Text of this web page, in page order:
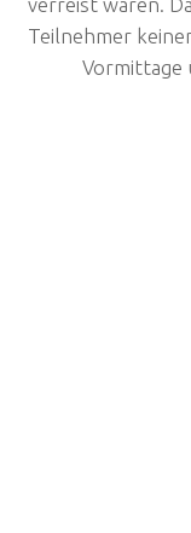
Teilnehmer
Vormittage